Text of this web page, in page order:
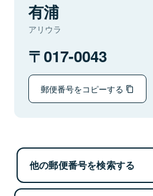
有浦
アリウラ
017-0043
郵便番号をコピーする
他の郵便番号を検索する